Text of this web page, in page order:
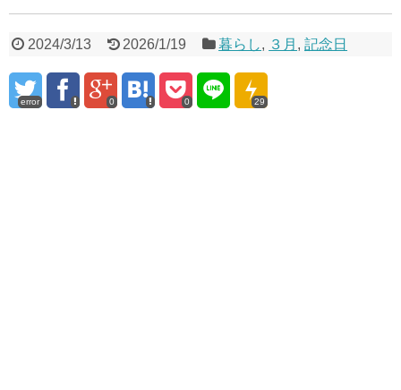
2024/3/13 2026/1/19 暮らし, ３月 ,記念日
error 0 0 29